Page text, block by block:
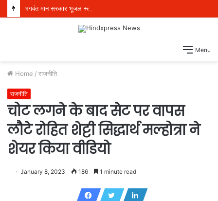
Menu
Home / राजनीति
राजनीति
चोट लगने के बाद सेट पर वापस
लौटे रोहित शेट्टी सिद्धार्थ मल्होत्रा ने
शेयर किया वीडियो
January 8, 2023 186 1 minute read